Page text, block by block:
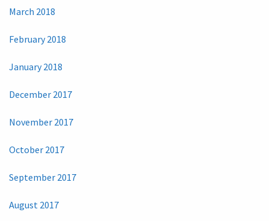
March 2018
February 2018
January 2018
December 2017
November 2017
October 2017
September 2017
August 2017